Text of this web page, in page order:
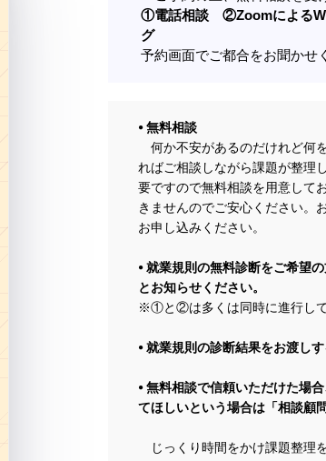
①電話相談 ②Zoomによる
グ
予約画面でご都合をお聞かせ
⦁ 無料相談
何か不安があるのだけれど何
ればご相談しながら課題が整理
要ですので無料相談を用意して
きませんのでご安心ください。
お申し込みください。
⦁ 就業規則の無料診断をご希望
とお知らせください。
※①と②は多くは同時に進行して
⦁ 就業規則の診断結果をお渡し
⦁ 無料相談で信頼いただけた場
てほしいという場合は「相談顧
じっくり時間をかけ課題整理